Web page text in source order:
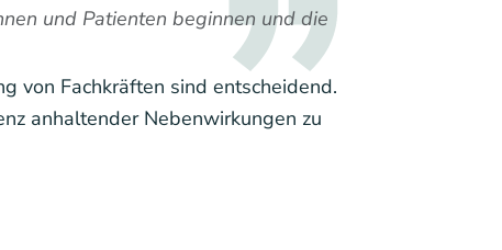
und Patienten beginnen und die
von Fachkräften sind entscheidend.
anhaltender Nebenwirkungen zu